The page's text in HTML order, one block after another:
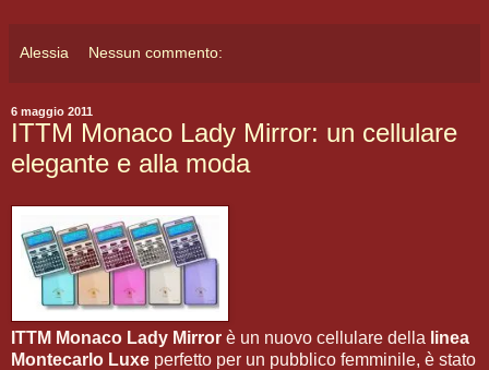
Alessia Nessun commento:
6 maggio 2011
ITTM Monaco Lady Mirror: un cellulare
elegante e alla moda
ITTM Monaco Lady Mirror è un nuovo cellulare della linea
Montecarlo Luxe perfetto per un pubblico femminile, è stato